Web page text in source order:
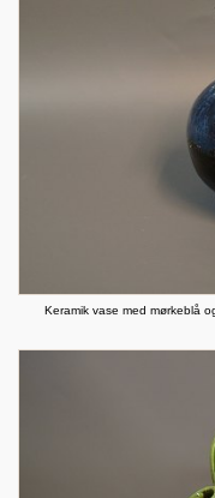
Keramik vase med mørkeblå